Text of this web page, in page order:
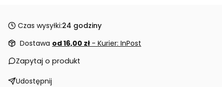
Czas wysyłki:24 godziny
Dostawa od 16,00 zł - Kurier: InPost
Zapytaj o produkt
Udostępnij